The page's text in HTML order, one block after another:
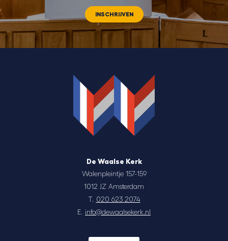
INSCHRIJVEN
De Waalse Kerk
Walenpleintje 157-159
1012 JZ Amsterdam
T. 020 623 2074
E. info@dewaalsekerk.nl